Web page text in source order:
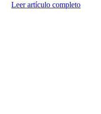
Leer artículo completo